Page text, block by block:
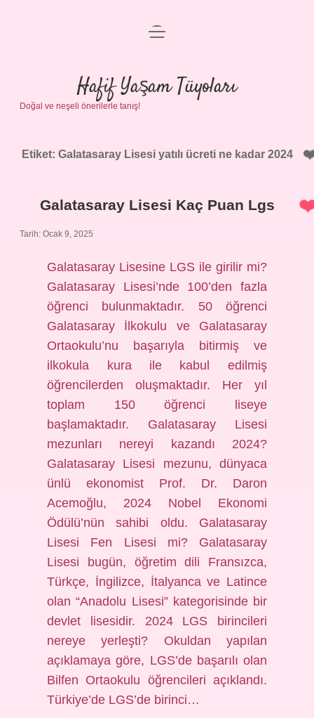
Anasayfa
Gizlilik Politikası
Yasal Uyarı
menüyü
Hafif Yaşam Tüyoları
Doğal ve neşeli önerilerle tanış!
Etiket: Galatasaray Lisesi yatılı ücreti ne kadar 2024
Galatasaray Lisesi Kaç Puan Lgs
Tarih: Ocak 9, 2025
Galatasaray Lisesine LGS ile girilir mi?
Galatasaray Lisesi’nde 100’den fazla
öğrenci bulunmaktadır. 50 öğrenci
Galatasaray İlkokulu ve Galatasaray
Ortaokulu’nu başarıyla bitirmiş ve
ilkokula kura ile kabul edilmiş
öğrencilerden oluşmaktadır. Her yıl
toplam 150 öğrenci liseye
başlamaktadır. Galatasaray Lisesi
mezunları nereyi kazandı 2024?
Galatasaray Lisesi mezunu, dünyaca
ünlü ekonomist Prof. Dr. Daron
Acemoğlu, 2024 Nobel Ekonomi
Ödülü’nün sahibi oldu. Galatasaray
Lisesi Fen Lisesi mi? Galatasaray
Lisesi bugün, öğretim dili Fransızca,
Türkçe, İngilizce, İtalyanca ve Latince
olan “Anadolu Lisesi” kategorisinde bir
devlet lisesidir. 2024 LGS birincileri
nereye yerleşti? Okuldan yapılan
açıklamaya göre, LGS’de başarılı olan
Bilfen Ortaokulu öğrencileri açıklandı.
Türkiye’de LGS’de birinci…